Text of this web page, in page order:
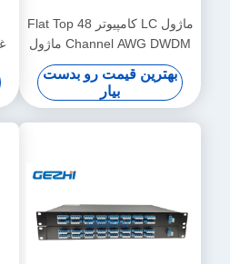
ماژول LC ​​کامپیوتر Flat Top 48
Channel AWG DWDM ماژول
بهترین قیمت رو بدست
بیار